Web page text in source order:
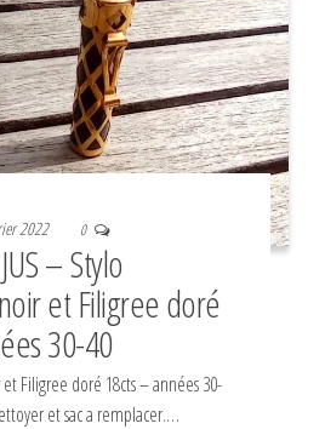
2022 0
– Stylo
et Filigree doré
30-40
et Filigree doré 18cts – années 30-
et sac a remplacer.…